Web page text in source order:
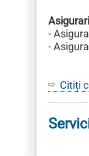
-
-
Citiți